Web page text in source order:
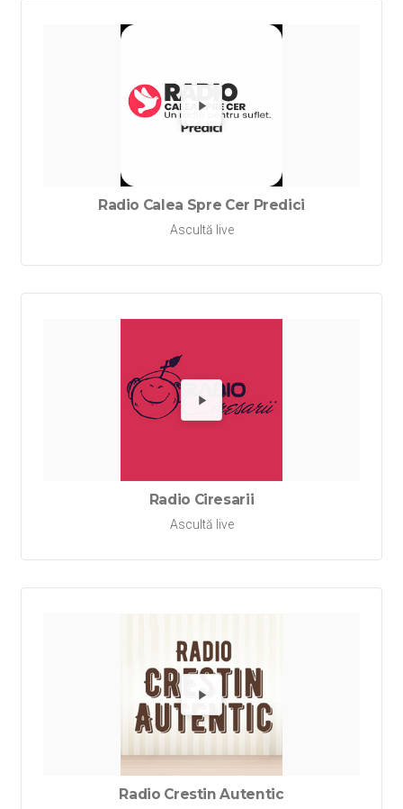
Redă
Radio Calea Spre Cer Predici
Ascultă live
Redă
Radio Ciresarii
Ascultă live
Redă
Radio Crestin Autentic